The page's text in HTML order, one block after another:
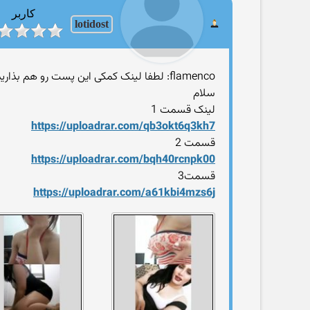
lotidost
کاربر
flamenco: لطفا لینک کمکی این پست رو هم بذارید
سلام
لینک قسمت 1
https://uploadrar.com/qb3okt6q3kh7
قسمت 2
https://uploadrar.com/bqh40rcnpk00
قسمت3
https://uploadrar.com/a61kbi4mzs6j